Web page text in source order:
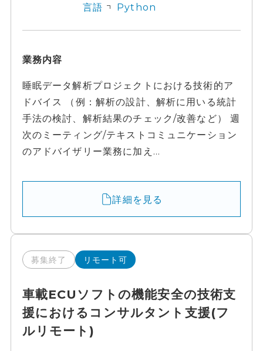
言語
Python
業務内容
睡眠データ解析プロジェクトにおける技術的ア
ドバイス （例：解析の設計、解析に用いる統計
手法の検討、解析結果のチェック/改善など） 週
次のミーティング/テキストコミュニケーション
のアドバイザリー業務に加え...
詳細を見る
募集終了 リモート可
車載ECUソフトの機能安全の技術支
援におけるコンサルタント支援(フ
ルリモート)